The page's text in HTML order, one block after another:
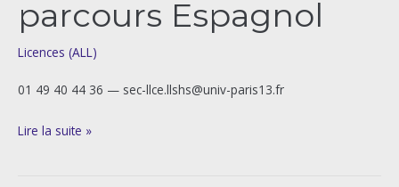
parcours Espagnol
Licences (ALL)
01 49 40 44 36 — sec-llce.llshs@univ-paris13.fr
Lire la suite »